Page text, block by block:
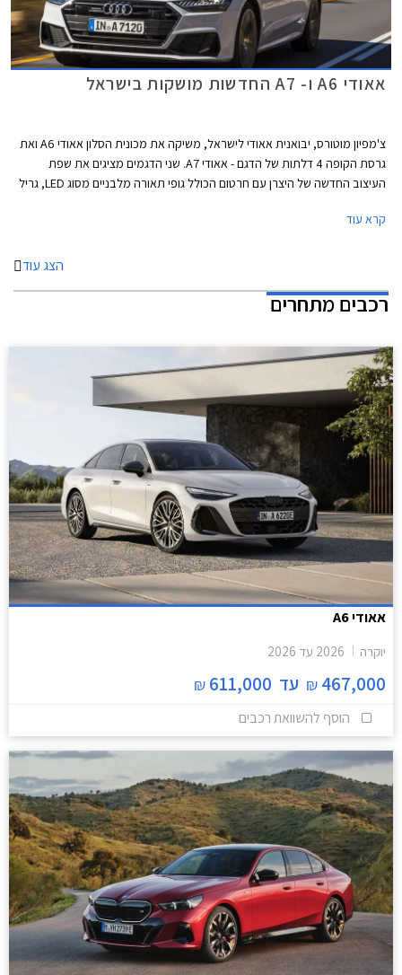
אאודי A6 ו- A7 החדשות מושקות בישראל
צ'מפיון מוטורס, יבואנית אאודי לישראל, משיקה את מכונית הסלון אאודי A6 ואת
גרסת הקופה 4 דלתות של הדגם - אאודי A7. שני הדגמים מציגים את שפת
העיצוב החדשה של היצרן עם חרטום הכולל גופי תאורה מלבניים מסוג LED, גריל
קרא עוד
הצג עוד
רכבים מתחרים
אאודי A6
יוקרה 2026 עד 2026
467,000
₪ עד 611,000
₪
הוסף להשוואת רכבים